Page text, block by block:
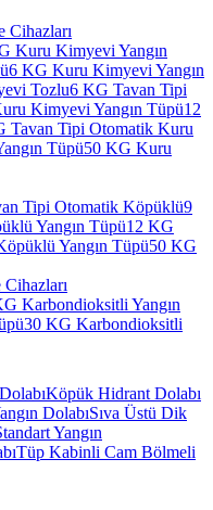
Cihazları
Kuru Kimyevi Yangın
6 KG Kuru Kimyevi Yangın
Tozlu6 KG Tavan Tipi
Kimyevi Yangın Tüpü12
Tavan Tipi Otomatik Kuru
Tüpü50 KG Kuru
Tipi Otomatik Köpüklü9
Yangın Tüpü12 KG
Yangın Tüpü50 KG
Karbondioksitli Yangın
30 KG Karbondioksitli
Köpük Hidrant Dolabı
DolabıSıva Üstü Dik
Yangın
Tüp Kabinli Cam Bölmeli